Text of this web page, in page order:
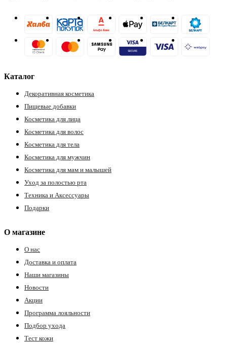
Каталог
Декоративная косметика
Пищевые добавки
Косметика для лица
Косметика для волос
Косметика для тела
Косметика для мужчин
Косметика для мам и малышей
Уход за полостью рта
Техника и Аксессуары
Подарки
О магазине
О нас
Доставка и оплата
Наши магазины
Новости
Акции
Программа лояльности
Подбор ухода
Тест кожи